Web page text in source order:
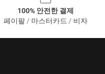
100% 안전한 결제
페이팔 / 마스터카드 / 비자